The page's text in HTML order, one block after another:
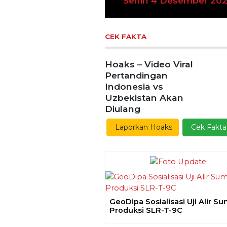
CEK FAKTA
Hoaks – Video Viral
Pertandingan
Indonesia vs
Uzbekistan Akan
Diulang
Laporkan Hoaks Cek
GeoDipa Sosialisasi Uji Alir
Produksi SLR-T-9C